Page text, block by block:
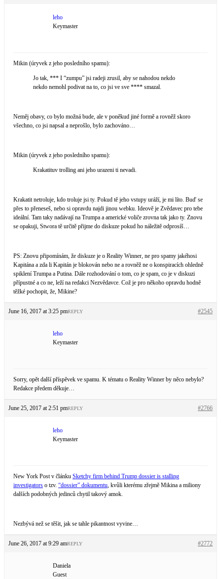
leho
Keymaster
Mikin (úryvek z jeho posledního spamu):
Jo tak, *** I “zumpu” jsi radeji zrusil, aby se nahodou nekdo
nekdo nemohl podivat na to, co jsi ve sve **** smazal.
Neměj obavy, co bylo možná bude, ale v poněkud jiné formě a rovněž skoro
všechno, co jsi napsal a neprošlo, bylo zachováno…
Mikin (úryvek z jeho posledního spamu):
Krakatituv trolling ani jeho urazeni ti nevadi.
Krakatit netroluje, kdo troluje jsi ty. Pokud tě jeho vstupy uráží, je mi líto. Buď se
přes to přeneseš, nebo si opravdu najdi jinou webku. Ideově je Zvědavec pro tebe
ideální. Tam taky nadávají na Trumpa a americké voliče zrovna tak jako ty. Znovu
se opakuji, Stwora tě určitě přijme do diskuze pokud ho náležitě odprosíš…
PS: Znovu připomínám, že diskuze je o Reality Winner, ne pro spamy jakéhosi
Kapitána a zda li Kapitán je blokován nebo ne a rovněž ne o konspiracích ohledně
spiklení Trumpa a Putina. Dále rozhodování o tom, co je spam, co je v diskuzi
přípustné a co ne, leží na redakci Nezvědavce. Což je pro někoho opravdu hodně
těžké pochopit, že, Mikine?
June 16, 2017 at 3:25 pm #2545
REPLY
leho
Keymaster
Sorry, opět další příspěvek ve spamu. K tématu o Reality Winner by něco nebylo?
Redakce předem děkuje…
June 25, 2017 at 2:51 pm #2766
REPLY
leho
Keymaster
New York Post v článku Sketchy firm behind Trump dossier is stalling
investigators o tzv. “dossier” dokumentu , kvůli kterému zřejmě Mikina a miliony
dalších podobných jedinců chytil takový amok.
Nezbývá než se těšit, jak se tahle pikantnost vyvine…
June 26, 2017 at 9:29 am #2772
REPLY
Daniela
Guest